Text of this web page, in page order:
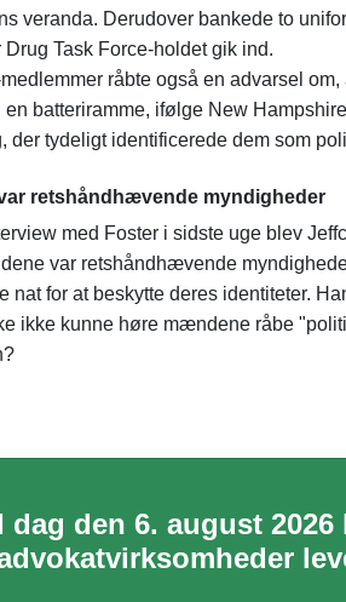
veranda. Derudover bankede to
Drug Task Force-holdet gik ind.
råbte også en advarsel
en batteriramme, ifølge New
der tydeligt identificerede dem som
retshåndhævende myndigheder
med Foster i sidste uge blev
var retshåndhævende
nat for at beskytte deres identiteter.
ikke kunne høre mændene råbe
dag den 6. august